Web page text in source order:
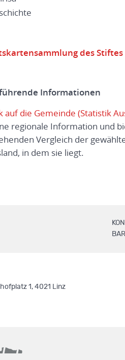
des Stiftes
Informationen
auf die Gemeinde (Statistik
regionale Information und
Vergleich der
in dem sie liegt.
1, 4021 Linz